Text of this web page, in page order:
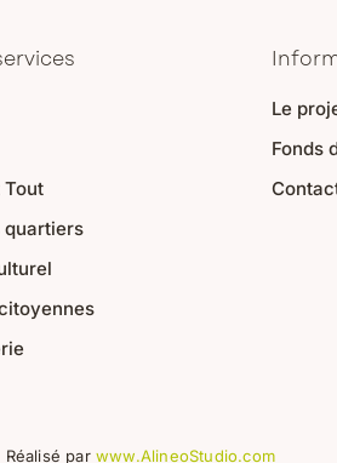
Tout
quartiers
Le
Fonds
Réalisé parwww.AlineoStudio.com